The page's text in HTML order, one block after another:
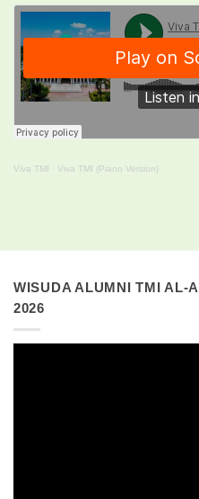
Viva TMI · Viva TMI (Piano Version)
WISUDA ALUMNI TMI AL-
2026